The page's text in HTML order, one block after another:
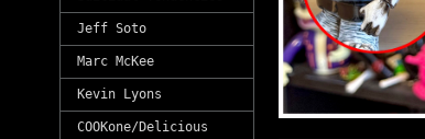
Jeff Soto
Marc McKee
Kevin Lyons
COOKone/Delicious